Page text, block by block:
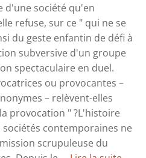
d'une société qu'en
refuse, sur ce " qui ne se
du geste enfantin de défi à
subversive d'un groupe
spectaculaire en duel.
ou provocantes –
– relèvent-elles
provocation " ?L'histoire
contemporaines ne
scrupuleuse du